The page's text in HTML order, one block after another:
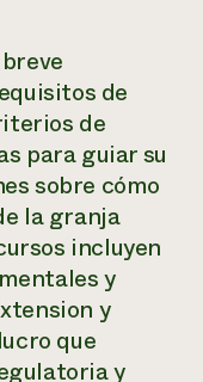
de
de
para guiar su
sobre cómo
la granja
incluyen
y
y
que
y